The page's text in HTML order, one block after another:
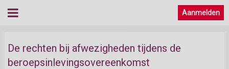
Aanmelden
De rechten bij afwezigheden tijdens de
beroepsinlevingsovereenkomst